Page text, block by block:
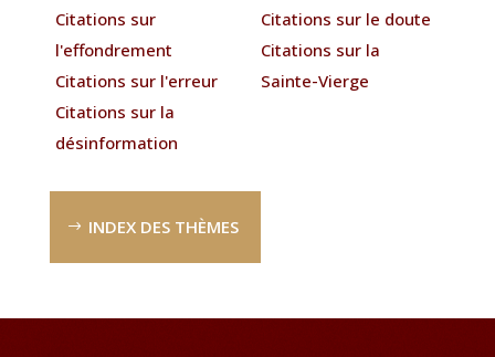
Citations sur
l'effondrement
Citations sur l'erreur
Citations sur la
désinformation
Citations sur le doute
Citations sur la
Sainte-Vierge
INDEX DES THÈMES